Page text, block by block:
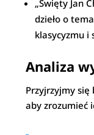
„Święty Jan
dzieło o
klasycyzmu i
Analiza
Przyjrzyjmy się
aby zrozumieć